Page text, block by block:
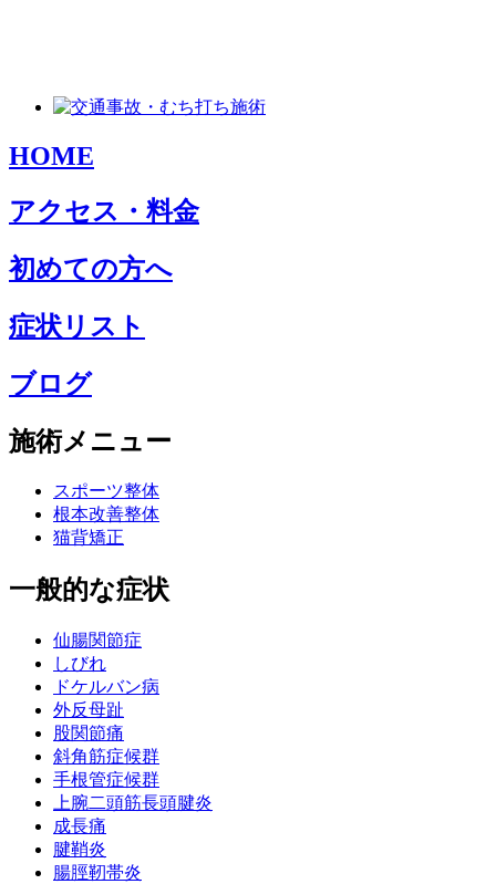
HOME
アクセス・料金
初めての方へ
症状リスト
ブログ
施術メニュー
スポーツ整体
根本改善整体
猫背矯正
一般的な症状
仙腸関節症
しびれ
ドケルバン病
外反母趾
股関節痛
斜角筋症候群
手根管症候群
上腕二頭筋長頭腱炎
成長痛
腱鞘炎
腸脛靭帯炎